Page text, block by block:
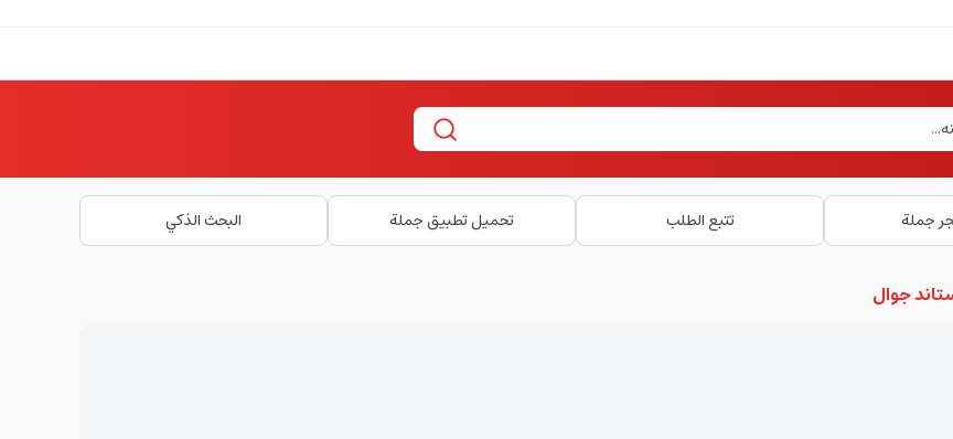
جملة تتبع الطلب تحميل تطبيق جملة البحث الذكي
جوال